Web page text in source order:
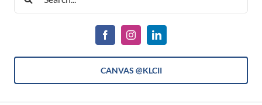
课程
入学信息
索：
CANVAS @KLCII